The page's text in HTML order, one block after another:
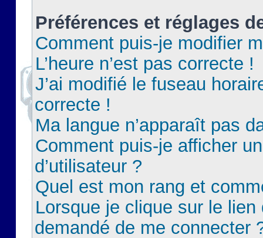
Préférences et réglages
Comment puis-je modifier
L’heure n’est pas correcte !
J’ai modifié le fuseau
correcte !
Ma langue n’apparaît pas
Comment puis-je afficher
d’utilisateur ?
Quel est mon rang et
Lorsque je clique sur le lien
demandé de me connecter